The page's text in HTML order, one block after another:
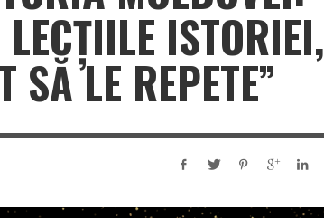
ISTORIEI,
SĂ LE REPETE”